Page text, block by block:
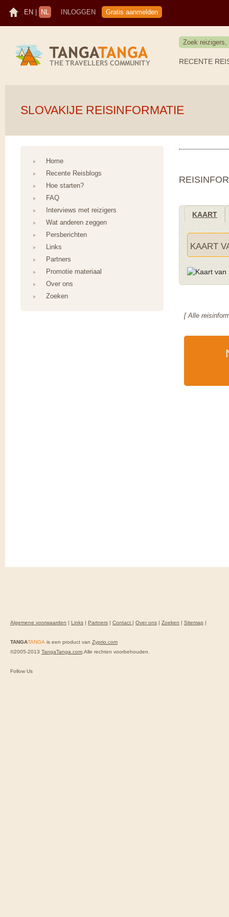
EN NL INLOGGEN Gratis aanmelden
RECENTE
SLOVAKIJE REISINFORMATIE
KAART
KAART
[ Alle
Home
Recente Reisblogs
Hoe starten?
FAQ
Interviews met reizigers
Wat anderen zeggen
Persberichten
Links
Partners
Promotie materiaal
Over ons
Zoeken
Algemene voorwaarden Links Partners Contact Over ons Zoeken Sitemap
TANGATANGA is een product van Zyprio.com
©2005-2013 TangaTanga.com.Alle rechten voorbehouden.
Follow Us